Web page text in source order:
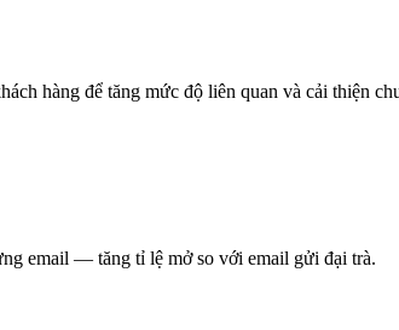
hàng để tăng mức độ liên quan và cải thiện
email — tăng tỉ lệ mở so với email gửi đại trà.